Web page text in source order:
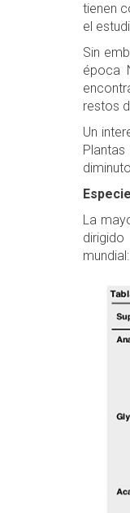
tienen
el
Sin
época
restos
Un
La
mundial: